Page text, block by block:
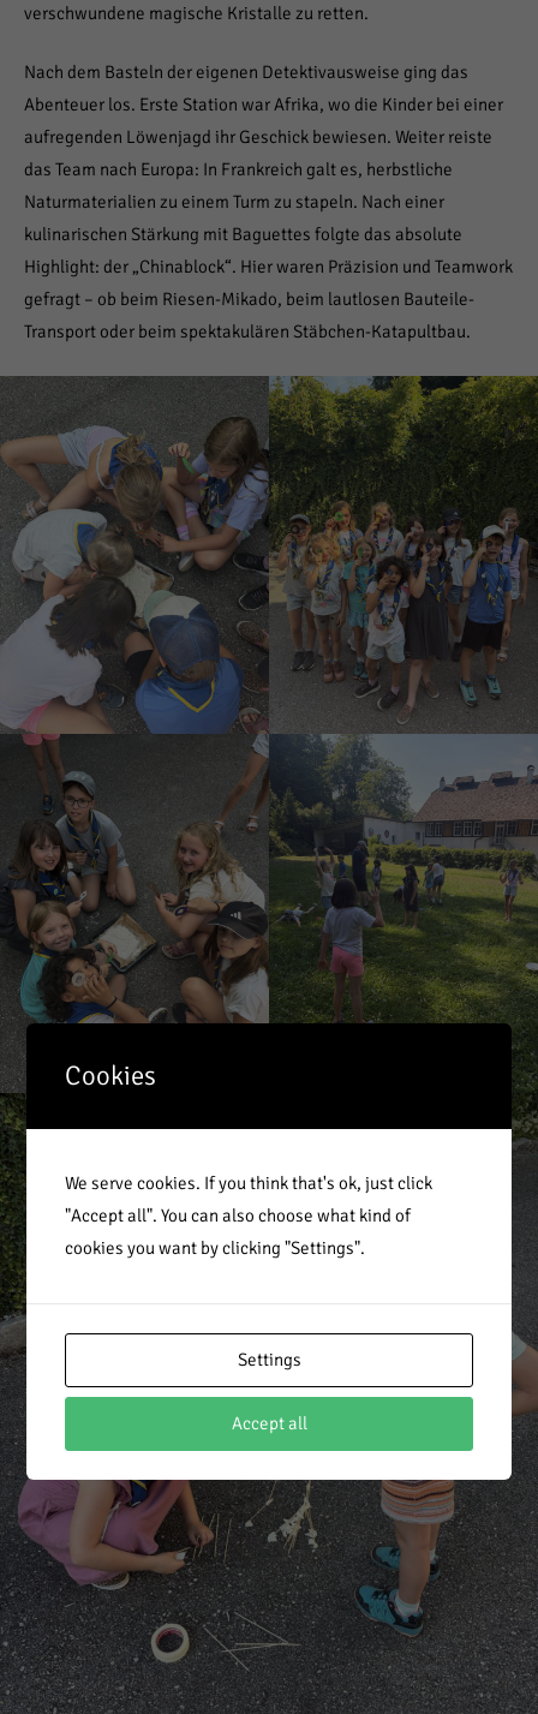
verschwundene magische Kristalle zu retten.
Nach dem Basteln der eigenen Detektivausweise ging das
Abenteuer los. Erste Station war Afrika, wo die Kinder bei einer
aufregenden Löwenjagd ihr Geschick bewiesen. Weiter reiste
das Team nach Europa: In Frankreich galt es, herbstliche
Naturmaterialien zu einem Turm zu stapeln. Nach einer
kulinarischen Stärkung mit Baguettes folgte das absolute
Highlight: der „Chinablock“. Hier waren Präzision und Teamwork
gefragt – ob beim Riesen-Mikado, beim lautlosen Bauteile-
Transport oder beim spektakulären Stäbchen-Katapultbau.
Cookies
We serve cookies. If you think that's ok, just click
"Accept all". You can also choose what kind of
cookies you want by clicking "Settings".
Settings
Accept all